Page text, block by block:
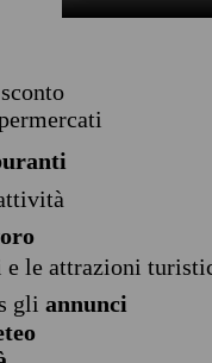
e le attrazioni
gli annunci